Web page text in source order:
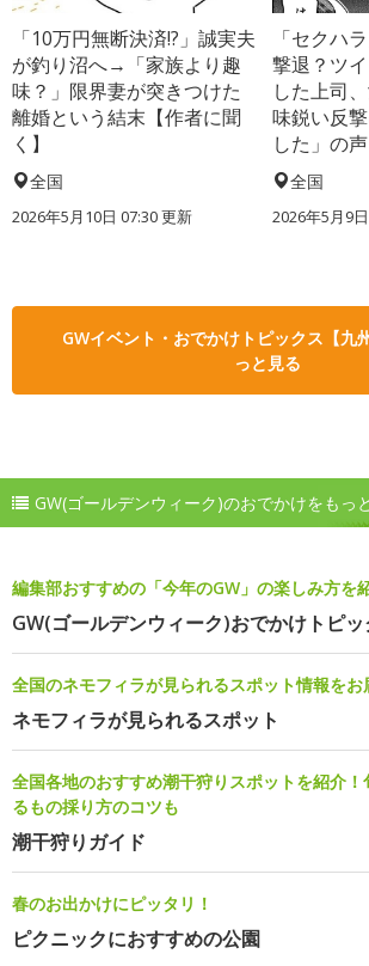
「10万円無断決済!?」誠実夫
が釣り沼へ→「家族より趣
味？」限界妻が突きつけた
離婚という結末【作者に聞
く】
全国
2026年5月10日 07:30 更新
「セクハ
撃退？ツ
した上司
味鋭い反
した」の
全国
2026年5月9
GWイベント・おでかけトピックス【九
っと見る
GW(ゴールデンウィーク)のおでかけをもっ
編集部おすすめの「今年のGW」の楽しみ方を
GW(ゴールデンウィーク)おでかけトピッ
全国のネモフィラが見られるスポット情報をお
ネモフィラが見られるスポット
全国各地のおすすめ潮干狩りスポットを紹介
るもの採り方のコツも
潮干狩りガイド
春のお出かけにピッタリ！
ピクニックにおすすめの公園